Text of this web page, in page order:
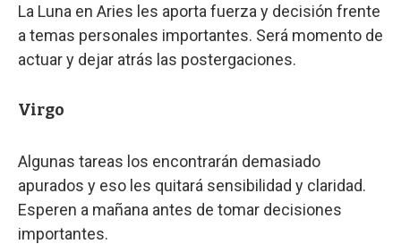
La Luna en Aries les aporta fuerza y decisión frente
a temas personales importantes. Será momento de
actuar y dejar atrás las postergaciones.
Virgo
Algunas tareas los encontrarán demasiado
apurados y eso les quitará sensibilidad y claridad.
Esperen a mañana antes de tomar decisiones
importantes.